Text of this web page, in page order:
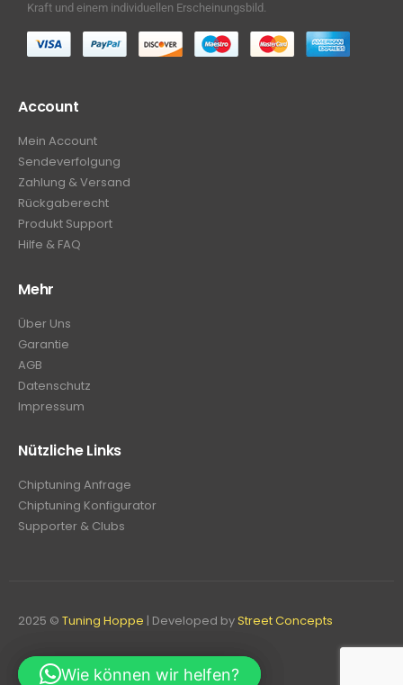
Kraft und einem individuellen Erscheinungsbild.
Account
Mein Account
Sendeverfolgung
Zahlung & Versand
Rückgaberecht
Produkt Support
Hilfe & FAQ
Mehr
Über Uns
Garantie
AGB
Datenschutz
Impressum
Nützliche Links
Chiptuning Anfrage
Chiptuning Konfigurator
Supporter & Clubs
2025 © Tuning Hoppe | Developed byStreet Concepts
Wie können wir helfen?
Wie können wir helfen?